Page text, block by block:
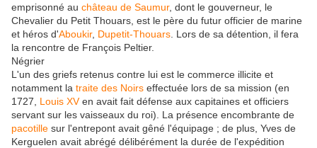
emprisonné au château de Saumur, dont le gouverneur, le
Chevalier du Petit Thouars, est le père du futur officier de marine
et héros d'Aboukir, Dupetit-Thouars . Lors de sa détention, il fera
la rencontre de François Peltier.
Négrier
L'un des griefs retenus contre lui est le commerce illicite et
notamment la traite des Noirs effectuée lors de sa mission (en
1727, Louis XVen avait fait défense aux capitaines et officiers
servant sur les vaisseaux du roi). La présence encombrante de
pacotille sur l'entrepont avait gêné l'équipage ; de plus, Yves de
Kerguelen avait abrégé délibérément la durée de l'expédition